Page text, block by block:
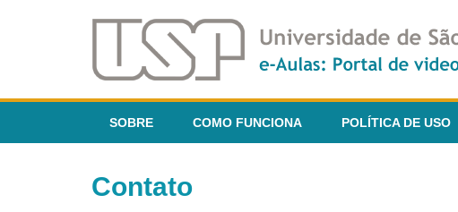
SOBRE COMO FUNCIONA POLÍTICA DE USO
Contato